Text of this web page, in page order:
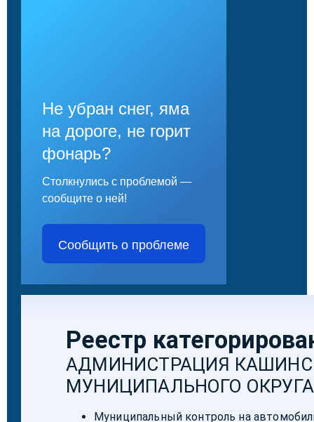
Не убран снег, яма
на дороге, не горит
фонарь?
Столкнулись с проблемой —
сообщите о ней!
Сообщить о проблеме